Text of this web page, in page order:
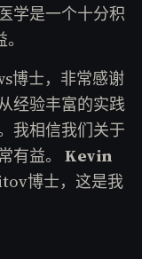
学是一个十分积
博士，非常感谢
经验丰富的实践
我相信我们关于
有益。 Kevin
博士，这是我